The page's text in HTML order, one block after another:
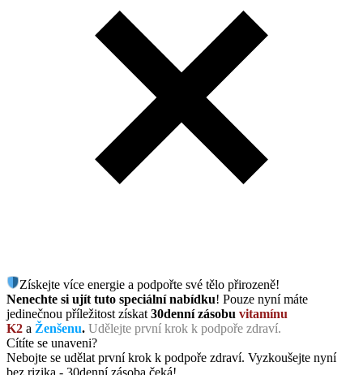
Získejte více energie a podpořte své tělo přirozeně!
Nenechte si ujít tuto speciální nabídku! Pouze nyní máte
jedinečnou příležitost získat 30denní zásobu vitamínu
K2 a Ženšenu. Udělejte první krok k podpoře zdraví.
Cítíte se unaveni?
Nebojte se udělat první krok k podpoře zdraví. Vyzkoušejte nyní
bez rizika - 30denní zásoba čeká!